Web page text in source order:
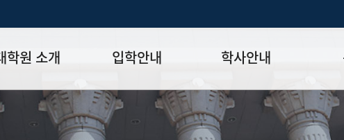
학원 소개 입학안내
모집일정
모집요강
학사안내
학사일정표
강의시간표
학위논
논문작